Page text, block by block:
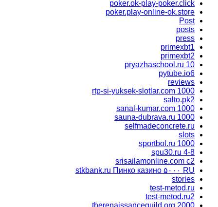
poker.ok-play-poker.click
poker.play-online-ok.store
Post
posts
press
primexbt1
primexbt2
pryazhaschool.ru 10
pytube.io6
reviews
rtp-si-yuksek-slotlar.com 1000
salto.pk2
sanal-kumar.com 1000
sauna-dubrava.ru 1000
selfmadeconcrete.ru
slots
sportbol.ru 1000
spu30.ru 4-8
srisailamonline.com c2
stkbank.ru Пинко казино ۵۰۰۰ RU
stories
test-metod.ru
test-metod.ru2
therenaissanceguild.org 2000